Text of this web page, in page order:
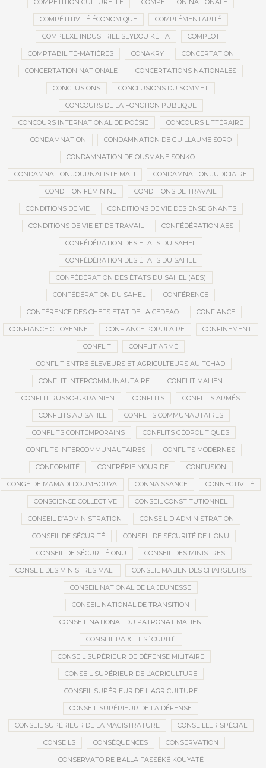
COMPÉTITION CULTURELLE COMPÉTITION NATIONALE
COMPÉTITIVITÉ ÉCONOMIQUE COMPLÉMENTARITÉ
COMPLEXE INDUSTRIEL SEYDOU KÉÏTA COMPLOT
COMPTABILITÉ-MATIÈRES CONAKRY CONCERTATION
CONCERTATION NATIONALE CONCERTATIONS NATIONALES
CONCLUSIONS CONCLUSIONS DU SOMMET
CONCOURS DE LA FONCTION PUBLIQUE
CONCOURS INTERNATIONAL DE POÉSIE CONCOURS LITTÉRAIRE
CONDAMNATION CONDAMNATION DE GUILLAUME SORO
CONDAMNATION DE OUSMANE SONKO
CONDAMNATION JOURNALISTE MALI CONDAMNATION JUDICIAIRE
CONDITION FÉMININE CONDITIONS DE TRAVAIL
CONDITIONS DE VIE CONDITIONS DE VIE DES ENSEIGNANTS
CONDITIONS DE VIE ET DE TRAVAIL CONFÉDÉRATION AES
CONFÉDÉRATION DES ETATS DU SAHEL
CONFÉDÉRATION DES ÉTATS DU SAHEL
CONFÉDÉRATION DES ÉTATS DU SAHEL (AES)
CONFÉDÉRATION DU SAHEL CONFÉRENCE
CONFÉRENCE DES CHEFS ETAT DE LA CEDEAO CONFIANCE
CONFIANCE CITOYENNE CONFIANCE POPULAIRE CONFINEMENT
CONFLIT CONFLIT ARMÉ
CONFLIT ENTRE ÉLEVEURS ET AGRICULTEURS AU TCHAD
CONFLIT INTERCOMMUNAUTAIRE CONFLIT MALIEN
CONFLIT RUSSO-UKRAINIEN CONFLITS CONFLITS ARMÉS
CONFLITS AU SAHEL CONFLITS COMMUNAUTAIRES
CONFLITS CONTEMPORAINS CONFLITS GÉOPOLITIQUES
CONFLITS INTERCOMMUNAUTAIRES CONFLITS MODERNES
CONFORMITÉ CONFRÉRIE MOURIDE CONFUSION
CONGÉ DE MAMADI DOUMBOUYA CONNAISSANCE CONNECTIVITÉ
CONSCIENCE COLLECTIVE CONSEIL CONSTITUTIONNEL
CONSEIL D’ADMINISTRATION CONSEIL D'ADMINISTRATION
CONSEIL DE SÉCURITÉ CONSEIL DE SÉCURITÉ DE L'ONU
CONSEIL DE SÉCURITÉ ONU CONSEIL DES MINISTRES
CONSEIL DES MINISTRES MALI CONSEIL MALIEN DES CHARGEURS
CONSEIL NATIONAL DE LA JEUNESSE
CONSEIL NATIONAL DE TRANSITION
CONSEIL NATIONAL DU PATRONAT MALIEN
CONSEIL PAIX ET SÉCURITÉ
CONSEIL SUPÉRIEUR DE DÉFENSE MILITAIRE
CONSEIL SUPÉRIEUR DE L’AGRICULTURE
CONSEIL SUPÉRIEUR DE L'AGRICULTURE
CONSEIL SUPÉRIEUR DE LA DÉFENSE
CONSEIL SUPÉRIEUR DE LA MAGISTRATURE CONSEILLER SPÉCIAL
CONSEILS CONSÉQUENCES CONSERVATION
CONSERVATOIRE BALLA FASSÉKÉ KOUYATÉ